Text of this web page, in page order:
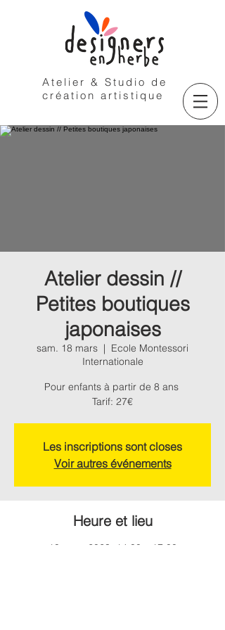
Atelier & Studio de
création artistique
Atelier dessin //
Petites boutiques
japonaises
sam. 18 mars
  |
Ecole Montessori
Internationale
Pour enfants à partir de 8 ans
Tarif: 27€
Les inscriptions sont closes
Voir autres événements
Heure et lieu
18 mars 2023, 14:00 – 17:00